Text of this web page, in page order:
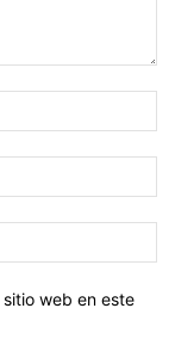
web en este